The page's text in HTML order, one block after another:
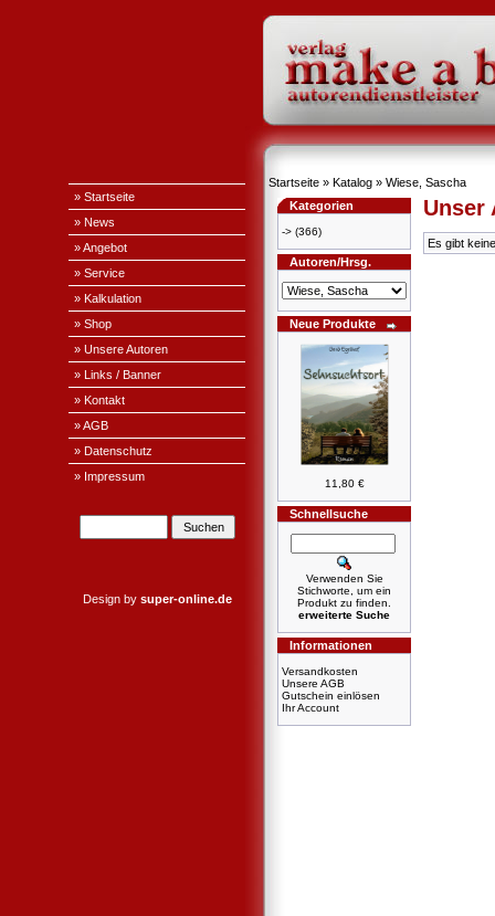
» Startseite
» News
» Angebot
» Service
» Kalkulation
» Shop
» Unsere Autoren
» Links / Banner
» Kontakt
» AGB
» Datenschutz
» Impressum
Design by super-online.de
Startseite » Katalog » Wiese, Sascha
Kategorien
-> (366)
Autoren/Hrsg.
Neue Produkte
11,80 €
Schnellsuche
Verwenden Sie
Stichworte, um ein
Produkt zu finden.
erweiterte Suche
Informationen
Versandkosten
Unsere AGB
Gutschein einlösen
Ihr Account
Unser
Es gibt